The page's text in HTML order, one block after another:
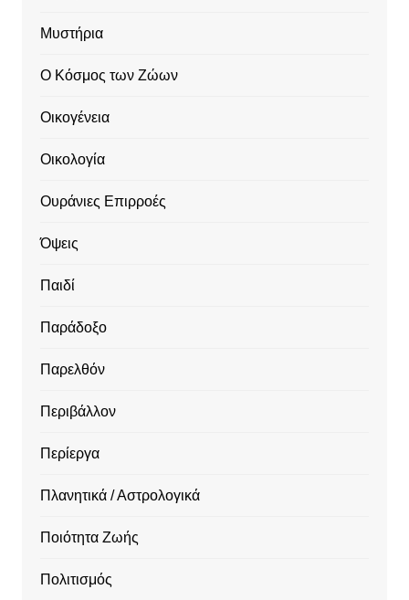
Μυστήρια
Ο Κόσμος των Ζώων
Οικογένεια
Οικολογία
Ουράνιες Επιρροές
Όψεις
Παιδί
Παράδοξο
Παρελθόν
Περιβάλλον
Περίεργα
Πλανητικά / Αστρολογικά
Ποιότητα Ζωής
Πολιτισμός